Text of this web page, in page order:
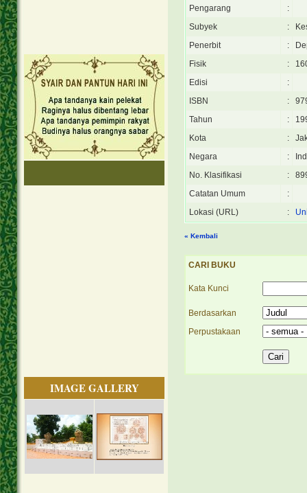
IMAGE GALLERY
Pengarang
:
Subyek
:
Penerbit
:
Fisik
:
Edisi
:
ISBN
:
Tahun
:
Kota
:
Negara
:
No. Klasifikasi
:
Catatan Umum
:
Lokasi (URL)
:
« Kembali
CARI BUKU
Kata Kunci
Berdasarkan
Perpustakaan